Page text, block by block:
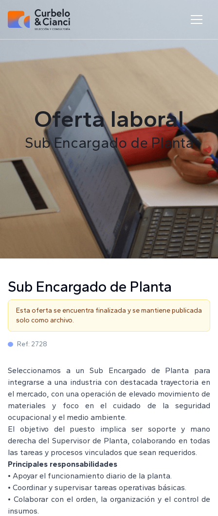
Oferta laboral
Sub Encargado de Planta
Sub Encargado de Planta
Esta oferta se encuentra finalizada y se mantiene publicada
solo como archivo.
Ref: 2728
Seleccionamos a un Sub Encargado de Planta para
integrarse a una industria con destacada trayectoria en
el mercado, con una operación de elevado movimiento de
materiales y foco en el cuidado de la seguridad
ocupacional y el medio ambiente.
El objetivo del puesto implica ser soporte y mano
derecha del Supervisor de Planta, colaborando en todas
las tareas y procesos vinculados que sean requeridos.
Principales responsabilidades
• Apoyar el funcionamiento diario de la planta.
• Coordinar y supervisar tareas operativas básicas.
• Colaborar con el orden, la organización y el control de
insumos.